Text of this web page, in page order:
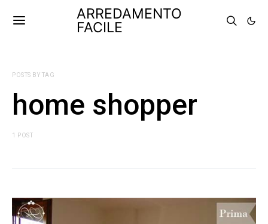
ARREDAMENTO
FACILE
POSTS BY TAG
home shopper
1 POST